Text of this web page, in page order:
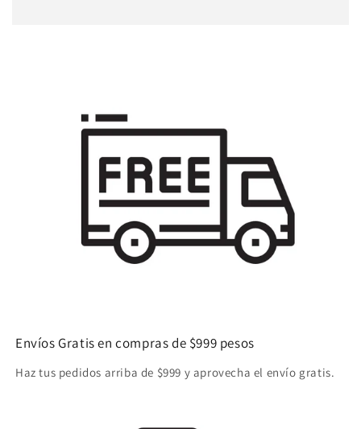
Envíos Gratis en compras de $999 pesos
Haz tus pedidos arriba de $999 y aprovecha el envío gratis.